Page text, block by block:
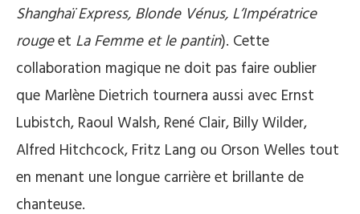
Shanghaï Express, Blonde Vénus, L’Impératrice
rougeet La Femme et le pantin). Cette
collaboration magique ne doit pas faire oublier
que Marlène Dietrich tournera aussi avec Ernst
Lubistch, Raoul Walsh, René Clair, Billy Wilder,
Alfred Hitchcock, Fritz Lang ou Orson Welles tout
en menant une longue carrière et brillante de
chanteuse.